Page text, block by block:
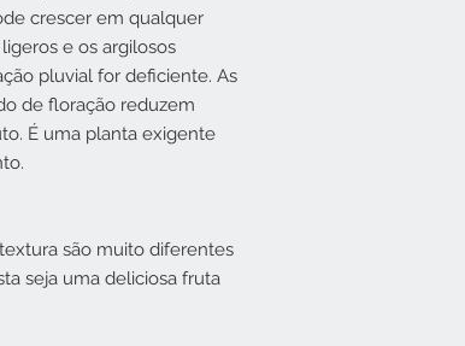
crescer em qualquer
e os argilosos
pluvial for deficiente. As
de floração reduzem
É uma planta exigente
são muito diferentes
seja uma deliciosa fruta